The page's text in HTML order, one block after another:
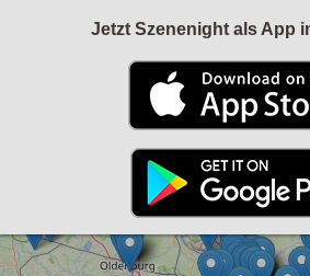
Jetzt Szenenight als App